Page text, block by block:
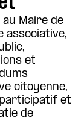
au Maire de
associative,
et
citoyenne,
et
de